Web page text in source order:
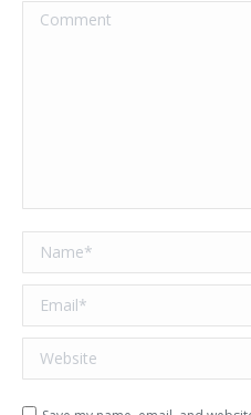
Comment
Name *
Email *
Website